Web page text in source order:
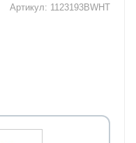
Артикул: 1123193BWHT